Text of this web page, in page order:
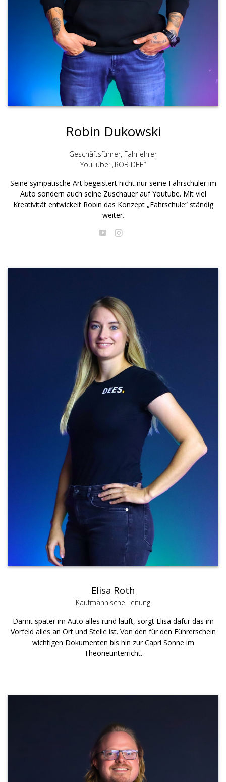
Robin Dukowski
Geschäftsführer, Fahrlehrer
YouTube: „ROB DEE“
Seine sympatische Art begeistert nicht nur seine Fahrschüler im
Auto sondern auch seine Zuschauer auf Youtube. Mit viel
Kreativität entwickelt Robin das Konzept „Fahrschule“ ständig
weiter.
Elisa Roth
Kaufmännische Leitung
Damit später im Auto alles rund läuft, sorgt Elisa dafür das im
Vorfeld alles an Ort und Stelle ist. Von den für den Führerschein
wichtigen Dokumenten bis hin zur Capri Sonne im
Theorieunterricht.